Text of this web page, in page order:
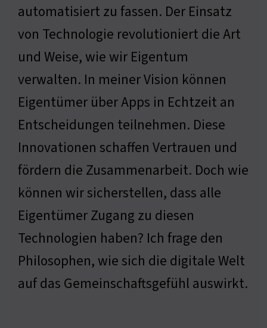
automatisiert zu fassen. Der Einsatz
von Technologie revolutioniert die Art
und Weise, wie wir Eigentum
verwalten. In meiner Vision können
Eigentümer über Apps in Echtzeit an
Entscheidungen teilnehmen. Diese
Innovationen schaffen Vertrauen und
fördern die Zusammenarbeit. Doch wie
können wir sicherstellen, dass alle
Eigentümer Zugang zu diesen
Technologien haben? Ich frage den
Philosophen, wie sich die digitale Welt
auf das Gemeinschaftsgefühl auswirkt.